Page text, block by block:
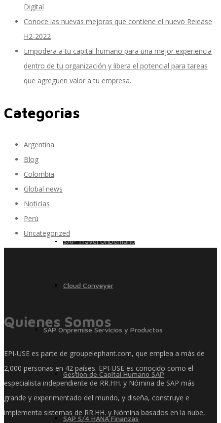
SAP SuccessFactors Training Education
Express Packages
Soporte SuccessFactors
SAP Travel OnDemand
Cloud Conveyer
SAP Onpremise Servicios y Productos
Gestión de Capital Humano SAP
SAP S/4 HANA Finanzas
Digital
Conoce las nuevas mejoras que contiene el nuevo Release
H2-2022
Empodera a tu capital humano para una mejor experiencia
dentro de tu organización y libera el potencial para tareas
que agreguen valor a tu empresa.
Categorias
Argentina
Blog
Colombia
Global news
Noticias
Perú
Uncategorized
Quienes Somos
EPI-USE es parte de groupelephant.com, que emplea a más de
2,000 personas en 42 países. EPI-USE es conocido como el
especialista independiente de RR.HH. y Nómina de SAP más
grande y experimentado del mundo, y diseña, construye e
implementa sistemas de RR.HH. y Nómina basados ​​en la nube,